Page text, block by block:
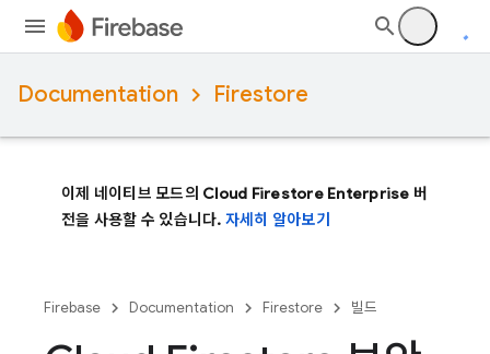
Documentation Firestore
이제 네이티브 모드의 Cloud Firestore Enterprise 버
전을 사용할 수 있습니다. 자세히 알아보기
Firebase Documentation Firestore 빌드